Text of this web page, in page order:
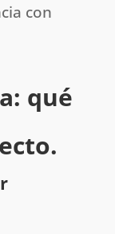
con
qué